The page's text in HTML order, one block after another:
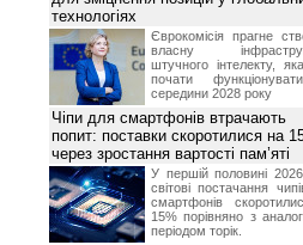
технологіях
Єврокомісія прагне
власну
штучного інтелекту,
почати
середини 2028 року
Чіпи для смартфонів втрачають
попит: поставки скоротилися на
через зростання вартості пам’яті
У першій половині
світові постачання
смартфонів
15% порівняно з
періодом торік.